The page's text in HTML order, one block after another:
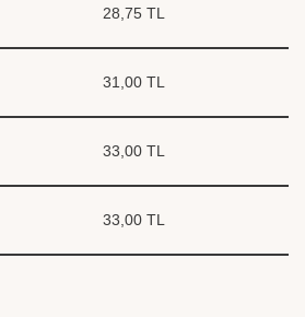
28,75 TL
31,00 TL
33,00 TL
33,00 TL